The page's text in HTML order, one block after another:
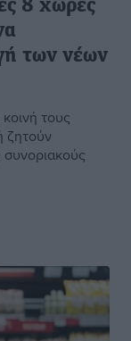
8 χώρες
των νέων
τους
ζητούν
συνοριακούς